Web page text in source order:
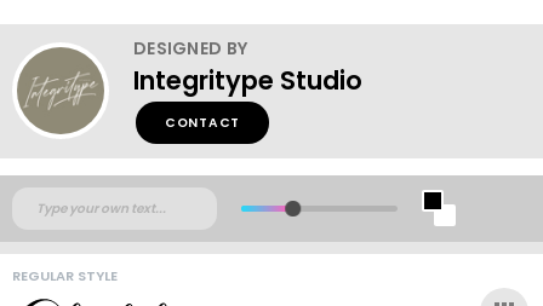
DESIGNED BY
Integritype Studio
CONTACT
REGULAR STYLE